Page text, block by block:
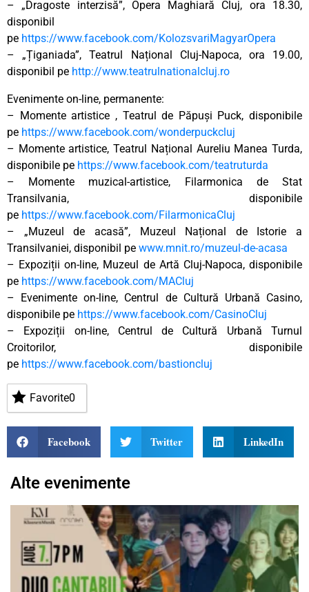
– „Dragoste interzisă”, Opera Maghiară Cluj, ora 18.30,
disponibil
pe https://www.facebook.com/KolozsvariMagyarOpera
– „Țiganiada”, Teatrul Național Cluj-Napoca, ora 19.00,
disponibil pe http://www.teatrulnationalcluj.ro
Evenimente on-line, permanente:
– Momente artistice , Teatrul de Păpuși Puck, disponibile
pe https://www.facebook.com/wonderpuckcluj
– Momente artistice, Teatrul Național Aureliu Manea Turda,
disponibile pe https://www.facebook.com/teatruturda
– Momente muzical-artistice, Filarmonica de Stat
Transilvania, disponibile
pe https://www.facebook.com/FilarmonicaCluj
– „Muzeul de acasă”, Muzeul Național de Istorie a
Transilvaniei, disponibil pe www.mnit.ro/muzeul-de-acasa
– Expoziții on-line, Muzeul de Artă Cluj-Napoca, disponibile
pe https://www.facebook.com/MACluj
– Evenimente on-line, Centrul de Cultură Urbană Casino,
disponibile pe https://www.facebook.com/CasinoCluj
– Expoziții on-line, Centrul de Cultură Urbană Turnul
Croitorilor, disponibile
pe https://www.facebook.com/bastioncluj
Favorite0
Facebook Twitter LinkedIn
Alte evenimente